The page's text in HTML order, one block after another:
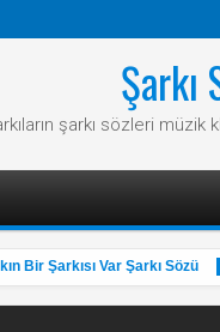
şarkı sözleri
Şarkısı Var Şarkı Sözü